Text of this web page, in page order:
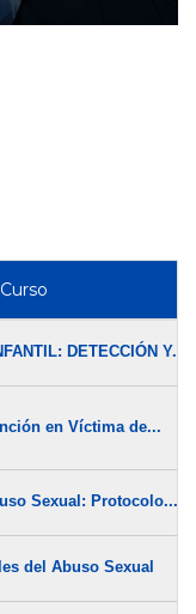
Curso
DETECCIÓN Y...
en Víctima de...
Sexual: Protocolo...
del Abuso Sexual